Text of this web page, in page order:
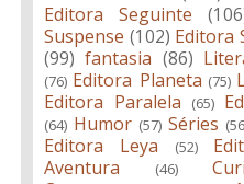
Editora Seguinte
Suspense (102) Editora
(99) fantasia (86)
(76) Editora Planeta (75)
Editora Paralela (65)
(64) Humor (57) Séries
Editora Leya (52)
Aventura (46)